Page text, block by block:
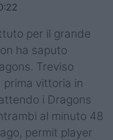
per il grande
ha saputo
Treviso
vittoria in
i Dragons
al minuto 48
permit player